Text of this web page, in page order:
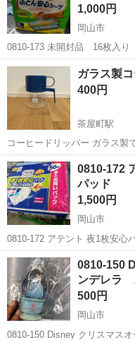
1,000円
岡山市
0810-173 未開封品 16枚入り
てシーツ 【状態】 ・使用に伴う多少のスレ、キズ、落としきれない汚
れなどございます ・詳細は現
か...
岡山 岡山市 家庭用品
ガラス製
400円
茶屋町駅
コーヒードリッパー ガラス製です。 小さい傷や汚れあります。 ５杯
分まで作れるようです。 (cm) 直径 プラ部分 11 ガラス底
岡山 倉敷市
0810-172
パッド
1,500円
岡山市
0810-172 アテント 夜1枚安心パッド 尿と
伴う多少のスレ、キズ、落と
現地でご確認ください ・お値
...
岡山 岡山市
0810-150
ンデレラ
500円
岡山市
0810-150 Disney クリスマス